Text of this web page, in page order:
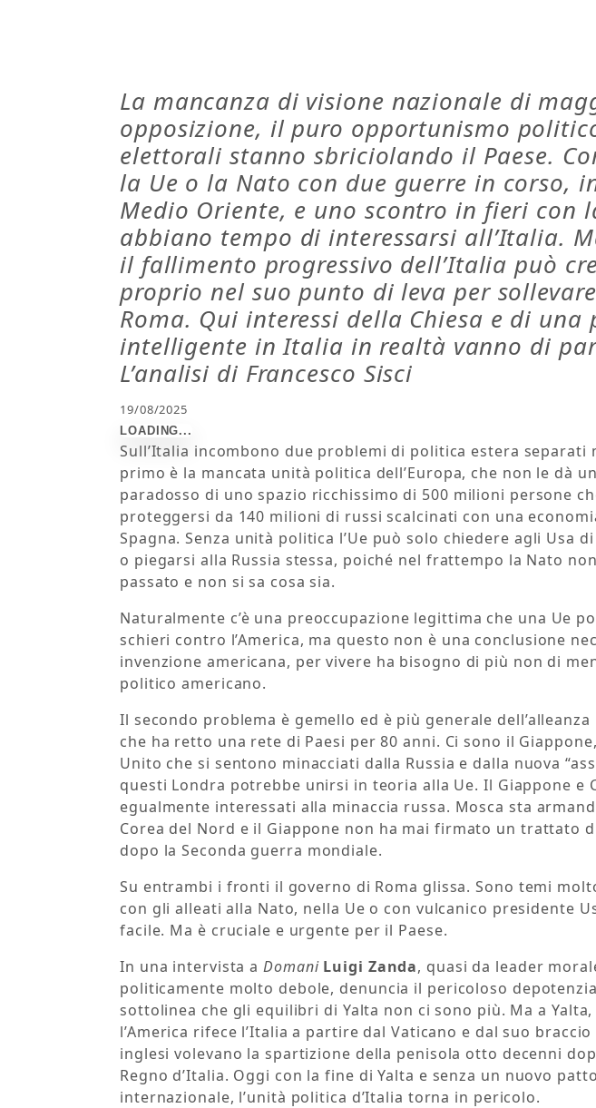
La mancanza di visione nazionale di
opposizione, il puro opportunismo
elettorali stanno sbriciolando il Paese.
la Ue o la Nato con due guerre in corso,
Medio Oriente, e uno scontro in fieri con
abbiano tempo di interessarsi all’Italia.
il fallimento progressivo dell’Italia può
proprio nel suo punto di leva per
Roma. Qui interessi della Chiesa e di una
intelligente in Italia in realtà vanno di
L’analisi di Francesco Sisci
19/08/2025
Sull’Italia incombono due problemi di politica estera separati
primo è la mancata unità politica dell’Europa, che non le dà
paradosso di uno spazio ricchissimo di 500 milioni persone
proteggersi da 140 milioni di russi scalcinati con una
Spagna. Senza unità politica l’Ue può solo chiedere agli Usa
o piegarsi alla Russia stessa, poiché nel frattempo la Nato
passato e non si sa cosa sia.
Naturalmente c’è una preoccupazione legittima che una Ue
schieri contro l’America, ma questo non è una conclusione
invenzione americana, per vivere ha bisogno di più non di
politico americano.
Il secondo problema è gemello ed è più generale dell’alleanza
che ha retto una rete di Paesi per 80 anni. Ci sono il
Unito che si sentono minacciati dalla Russia e dalla nuova
questi Londra potrebbe unirsi in teoria alla Ue. Il Giappone e
egualmente interessati alla minaccia russa. Mosca sta
Corea del Nord e il Giappone non ha mai firmato un trattato
dopo la Seconda guerra mondiale.
Su entrambi i fronti il governo di Roma glissa. Sono temi
con gli alleati alla Nato, nella Ue o con vulcanico presidente
facile. Ma è cruciale e urgente per il Paese.
In una intervista a Domani Luigi Zanda, quasi da leader
politicamente molto debole, denuncia il pericoloso
sottolinea che gli equilibri di Yalta non ci sono più. Ma a
l’America rifece l’Italia a partire dal Vaticano e dal suo
inglesi volevano la spartizione della penisola otto decenni
Regno d’Italia. Oggi con la fine di Yalta e senza un nuovo
internazionale, l’unità politica d’Italia torna in pericolo.